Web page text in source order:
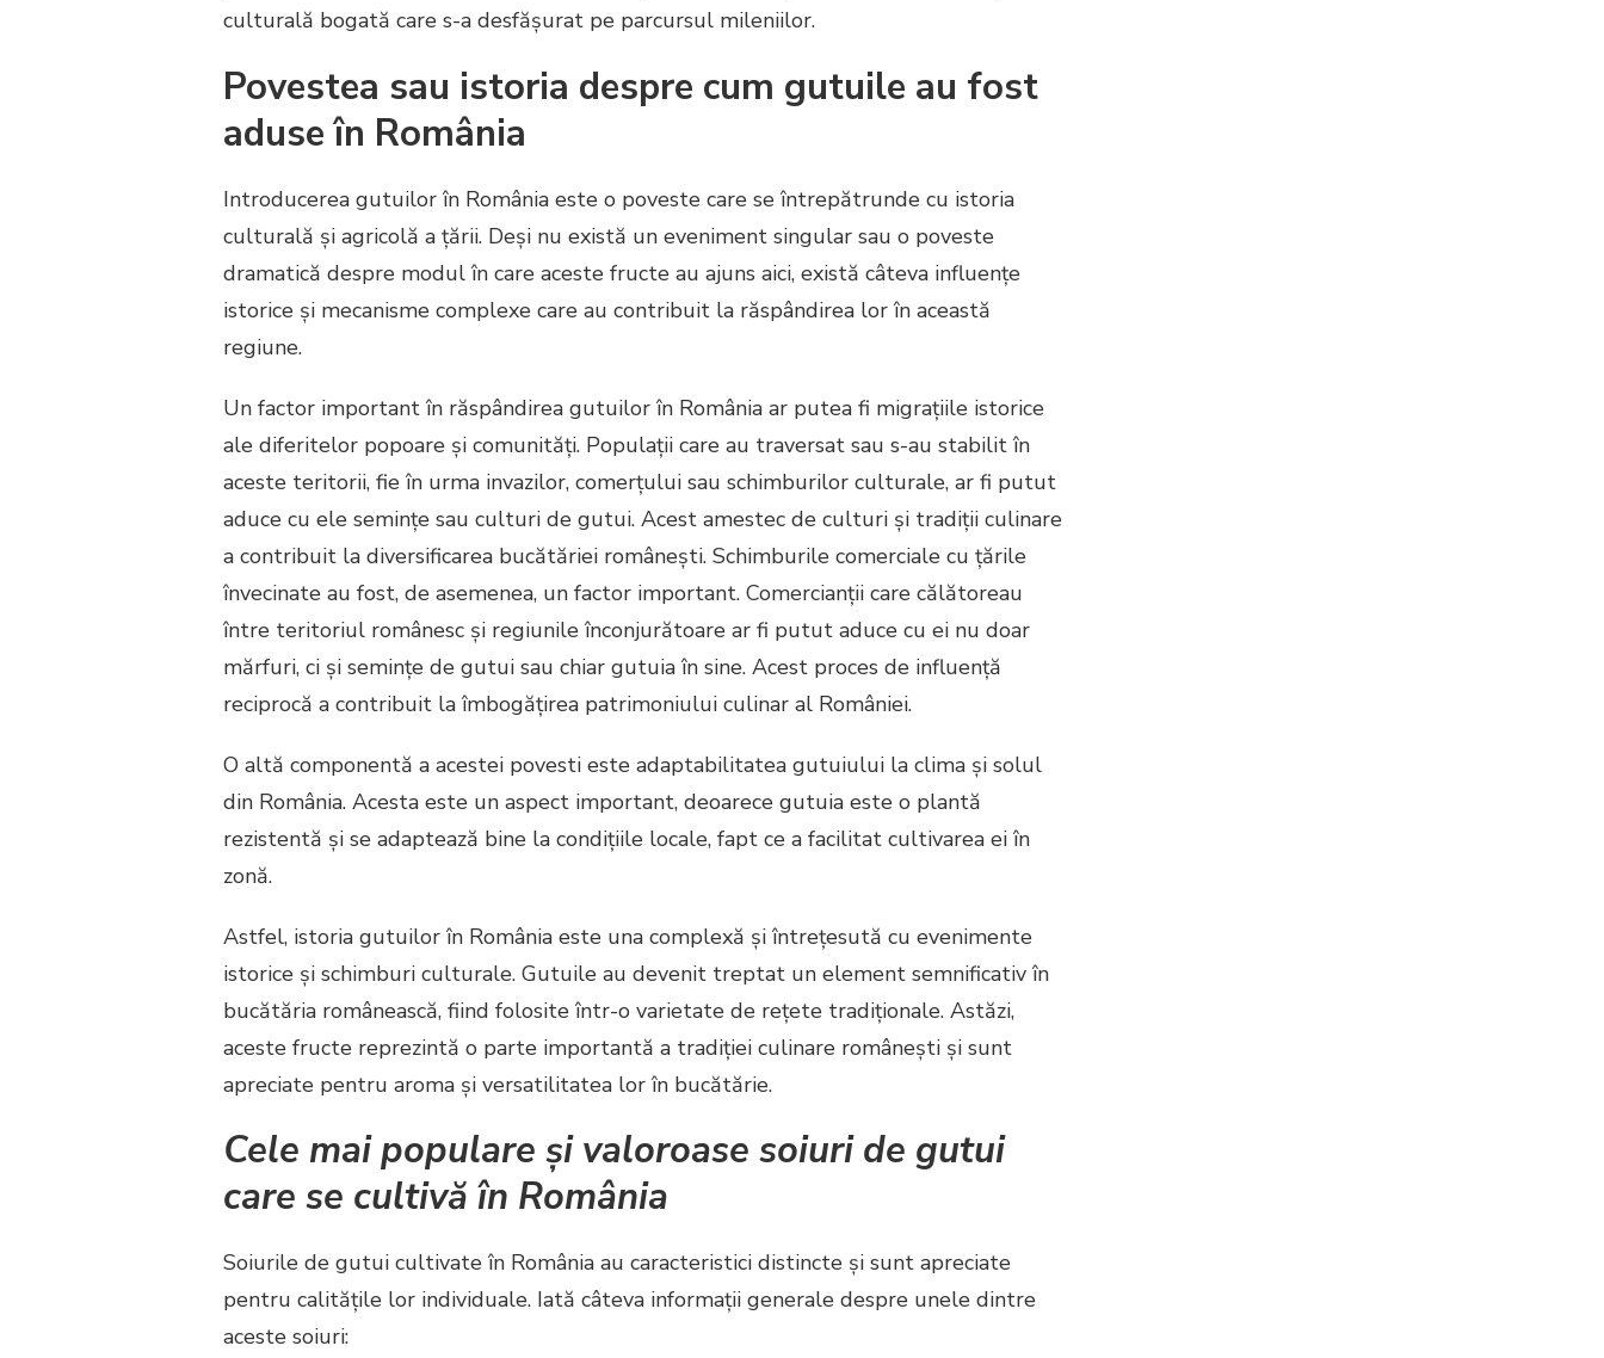
culturală bogată care s-a desfășurat pe parcursul mileniilor.
Povestea sau istoria despre cum gutuile au fost
aduse în România
Introducerea gutuilor în România este o poveste care se întrepătrunde cu istoria
culturală și agricolă a țării. Deși nu există un eveniment singular sau o poveste
dramatică despre modul în care aceste fructe au ajuns aici, există câteva influențe
istorice și mecanisme complexe care au contribuit la răspândirea lor în această
regiune.
Un factor important în răspândirea gutuilor în România ar putea fi migrațiile istorice
ale diferitelor popoare și comunități. Populații care au traversat sau s-au stabilit în
aceste teritorii, fie în urma invazilor, comerțului sau schimburilor culturale, ar fi putut
aduce cu ele semințe sau culturi de gutui. Acest amestec de culturi și tradiții culinare
a contribuit la diversificarea bucătăriei românești. Schimburile comerciale cu țările
învecinate au fost, de asemenea, un factor important. Comercianții care călătoreau
între teritoriul românesc și regiunile înconjurătoare ar fi putut aduce cu ei nu doar
mărfuri, ci și semințe de gutui sau chiar gutuia în sine. Acest proces de influență
reciprocă a contribuit la îmbogățirea patrimoniului culinar al României.
O altă componentă a acestei povesti este adaptabilitatea gutuiului la clima și solul
din România. Acesta este un aspect important, deoarece gutuia este o plantă
rezistentă și se adaptează bine la condițiile locale, fapt ce a facilitat cultivarea ei în
zonă.
Astfel, istoria gutuilor în România este una complexă și întrețesută cu evenimente
istorice și schimburi culturale. Gutuile au devenit treptat un element semnificativ în
bucătăria românească, fiind folosite într-o varietate de rețete tradiționale. Astăzi,
aceste fructe reprezintă o parte importantă a tradiției culinare românești și sunt
apreciate pentru aroma și versatilitatea lor în bucătărie.
Cele mai populare și valoroase soiuri de gutui
care se cultivă în România
Soiurile de gutui cultivate în România au caracteristici distincte și sunt apreciate
pentru calitățile lor individuale. Iată câteva informații generale despre unele dintre
aceste soiuri: